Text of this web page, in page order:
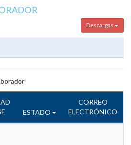
Descargas
ESTADO
CORREO
ELECTRÓNICO